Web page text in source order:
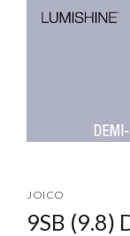
of
1
JOICO
9SB (9.8)